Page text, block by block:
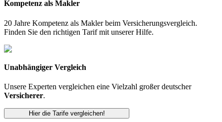
Kompetenz als Makler
20 Jahre Kompetenz als Makler beim Versicherungsvergleich.
Finden Sie den richtigen Tarif mit unserer Hilfe.
Unabhängiger Vergleich
Unsere Experten vergleichen eine Vielzahl großer deutscher
Versicherer.
Hier die Tarife vergleichen!